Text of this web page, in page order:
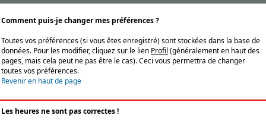
Comment puis-je changer mes préférences ?
Toutes vos préférences (si vous êtes enregistré) sont stockées dans la base de
données. Pour les modifier, cliquez sur le lien Profil (généralement en haut des
pages, mais cela peut ne pas être le cas). Ceci vous permettra de changer
toutes vos préférences.
Revenir en haut de page
Les heures ne sont pas correctes !